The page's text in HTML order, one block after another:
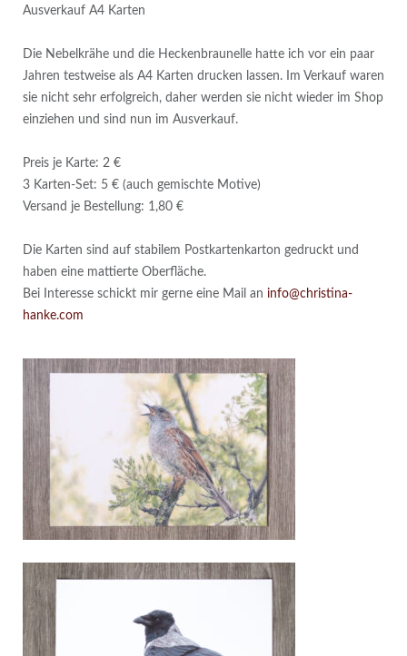
Ausverkauf A4 Karten
Die Nebelkrähe und die Heckenbraunelle hatte ich vor ein paar
Jahren testweise als A4 Karten drucken lassen. Im Verkauf waren
sie nicht sehr erfolgreich, daher werden sie nicht wieder im Shop
einziehen und sind nun im Ausverkauf.
Preis je Karte: 2 €
3 Karten-Set: 5 € (auch gemischte Motive)
Versand je Bestellung: 1,80 €
Die Karten sind auf stabilem Postkartenkarton gedruckt und
haben eine mattierte Oberfläche.
Bei Interesse schickt mir gerne eine Mail an info@christina-
hanke.com